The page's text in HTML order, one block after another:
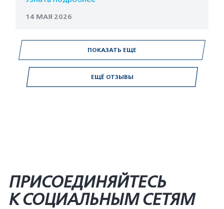
ЕЩЁ ОТЗЫВЫ
14 МАЯ 2026
ПОКАЗАТЬ ЕЩЕ
ПРИСОЕДИНЯЙТЕСЬ
К СОЦИАЛЬНЫМ СЕТЯМ